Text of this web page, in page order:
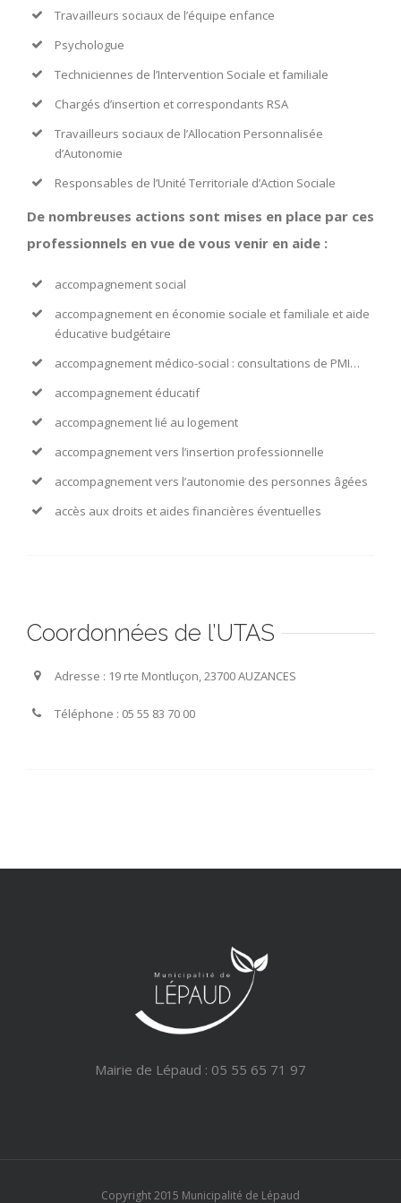
Travailleurs sociaux de l’équipe enfance
Psychologue
Techniciennes de l’Intervention Sociale et familiale
Chargés d’insertion et correspondants RSA
Travailleurs sociaux de l’Allocation Personnalisée
d’Autonomie
Responsables de l’Unité Territoriale d’Action Sociale
De nombreuses actions sont mises en place par ces
professionnels en vue de vous venir en aide :
accompagnement social
accompagnement en économie sociale et familiale et aide
éducative budgétaire
accompagnement médico-social : consultations de PMI…
accompagnement éducatif
accompagnement lié au logement
accompagnement vers l’insertion professionnelle
accompagnement vers l’autonomie des personnes âgées
accès aux droits et aides financières éventuelles
Coordonnées de l’UTAS
Adresse : 19 rte Montluçon, 23700 AUZANCES
Téléphone : 05 55 83 70 00
Mairie de Lépaud : 05 55 65 71 97
Copyright 2015 Municipalité de Lépaud